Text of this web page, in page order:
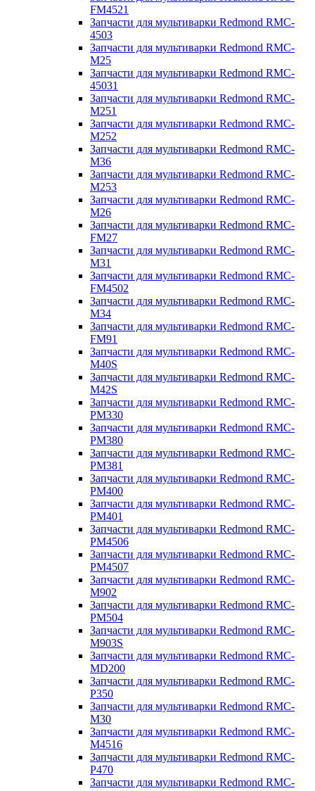
FM4521
Запчасти для мультиварки Redmond RMC-
4503
Запчасти для мультиварки Redmond RMC-
M25
Запчасти для мультиварки Redmond RMC-
45031
Запчасти для мультиварки Redmond RMC-
M251
Запчасти для мультиварки Redmond RMC-
M252
Запчасти для мультиварки Redmond RMC-
M36
Запчасти для мультиварки Redmond RMC-
M253
Запчасти для мультиварки Redmond RMC-
M26
Запчасти для мультиварки Redmond RMC-
FM27
Запчасти для мультиварки Redmond RMC-
M31
Запчасти для мультиварки Redmond RMC-
FM4502
Запчасти для мультиварки Redmond RMC-
M34
Запчасти для мультиварки Redmond RMC-
FM91
Запчасти для мультиварки Redmond RMC-
M40S
Запчасти для мультиварки Redmond RMC-
M42S
Запчасти для мультиварки Redmond RMC-
PM330
Запчасти для мультиварки Redmond RMC-
PM380
Запчасти для мультиварки Redmond RMC-
PM381
Запчасти для мультиварки Redmond RMC-
PM400
Запчасти для мультиварки Redmond RMC-
PM401
Запчасти для мультиварки Redmond RMC-
PM4506
Запчасти для мультиварки Redmond RMC-
PM4507
Запчасти для мультиварки Redmond RMC-
M902
Запчасти для мультиварки Redmond RMC-
PM504
Запчасти для мультиварки Redmond RMC-
M903S
Запчасти для мультиварки Redmond RMC-
MD200
Запчасти для мультиварки Redmond RMC-
P350
Запчасти для мультиварки Redmond RMC-
M30
Запчасти для мультиварки Redmond RMC-
M4516
Запчасти для мультиварки Redmond RMC-
P470
Запчасти для мультиварки Redmond RMC-